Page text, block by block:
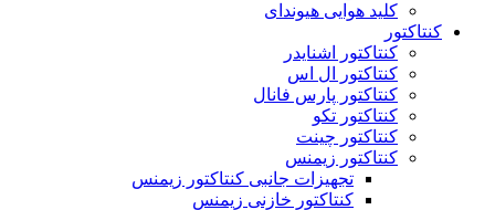
کلید هوایی هیوندای
کنتاکتور
کنتاکتور اشنایدر
کنتاکتور ال اس
کنتاکتور پارس فانال
کنتاکتور تکو
کنتاکتور چینت
کنتاکتور زیمنس
تجهیزات جانبی کنتاکتور زیمنس
کنتاکتور خازنی زیمنس